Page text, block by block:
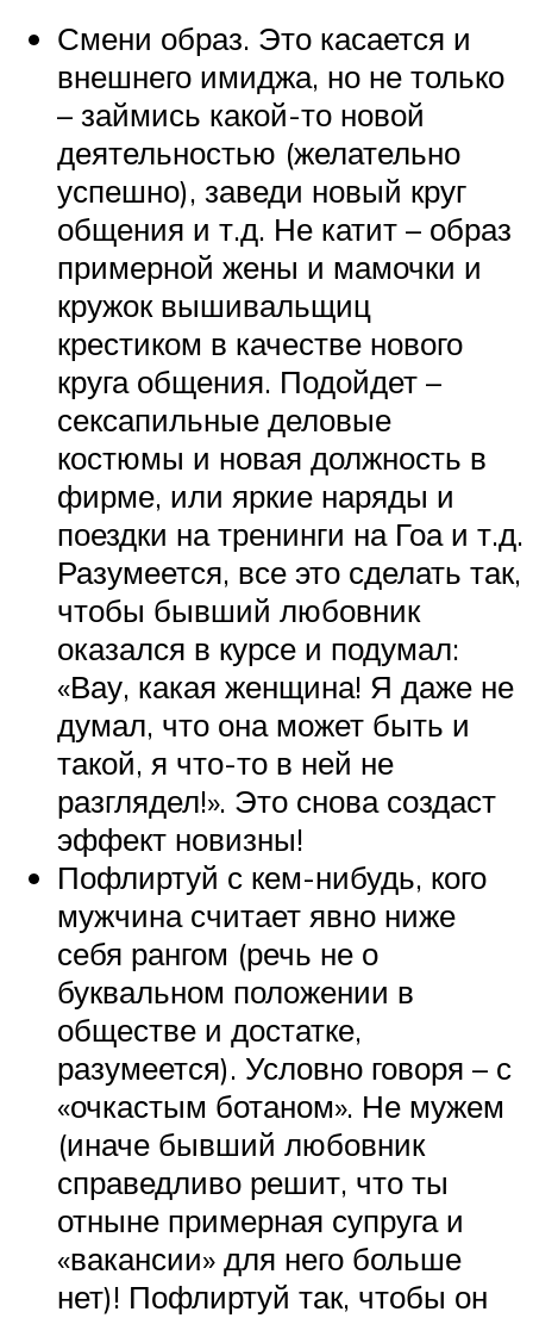
Смени образ. Это касается и
внешнего имиджа, но не только
– займись какой-то новой
деятельностью (желательно
успешно), заведи новый круг
общения и т.д. Не катит – образ
примерной жены и мамочки и
кружок вышивальщиц
крестиком в качестве нового
круга общения. Подойдет –
сексапильные деловые
костюмы и новая должность в
фирме, или яркие наряды и
поездки на тренинги на Гоа и т.д.
Разумеется, все это сделать так,
чтобы бывший любовник
оказался в курсе и подумал:
«Вау, какая женщина! Я даже не
думал, что она может быть и
такой, я что-то в ней не
разглядел!». Это снова создаст
эффект новизны!
Пофлиртуй с кем-нибудь, кого
мужчина считает явно ниже
себя рангом (речь не о
буквальном положении в
обществе и достатке,
разумеется). Условно говоря – с
«очкастым ботаном». Не мужем
(иначе бывший любовник
справедливо решит, что ты
отныне примерная супруга и
«вакансии» для него больше
нет)! Пофлиртуй так, чтобы он